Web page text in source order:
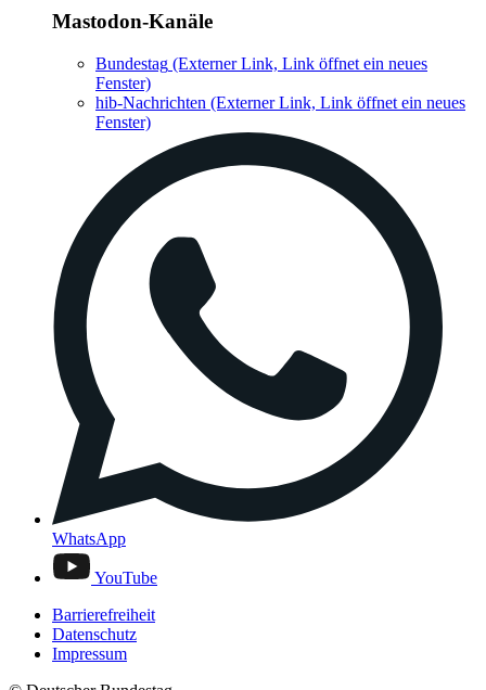
Mastodon-Kanäle
Bundestag (Externer Link, Link öffnet ein neues
Fenster)
hib-Nachrichten (Externer Link, Link öffnet ein neues
Fenster)
WhatsApp
YouTube
Barrierefreiheit
Datenschutz
Impressum